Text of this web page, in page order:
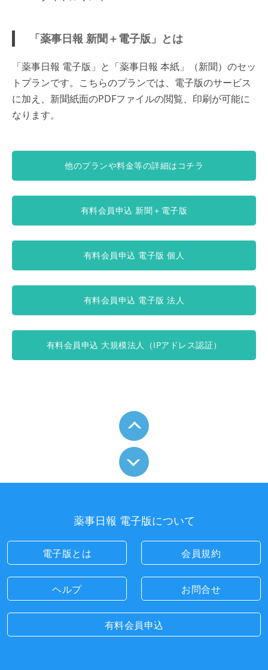
「薬事日報 新聞＋電子版」とは
「薬事日報 電子版」と「薬事日報 本紙」（新聞）のセッ
トプランです。こちらのプランでは、電子版のサービス
に加え、新聞紙面のPDFファイルの閲覧、印刷が可能に
なります。
他のプランや料金等の詳細はコチラ
有料会員申込 新聞＋電子版
有料会員申込 電子版 個人
有料会員申込 電子版 法人
有料会員申込 大規模法人（IPアドレス認証）
薬事日報 電子版について
電子版とは 会員規約
ヘルプ お問合せ
有料会員申込